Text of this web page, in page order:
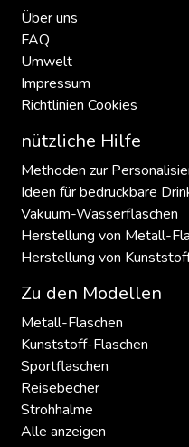
Über uns
FAQ
Umwelt
Impressum
Richtlinien Cookies
nützliche Hilfe
Methoden zur
Ideen für bedruckbare
Vakuum-Wasserflaschen
Herstellung von Metall-
Herstellung von
Zu den Modellen
Metall-Flaschen
Kunststoff-Flaschen
Sportflaschen
Reisebecher
Strohhalme
Alle anzeigen